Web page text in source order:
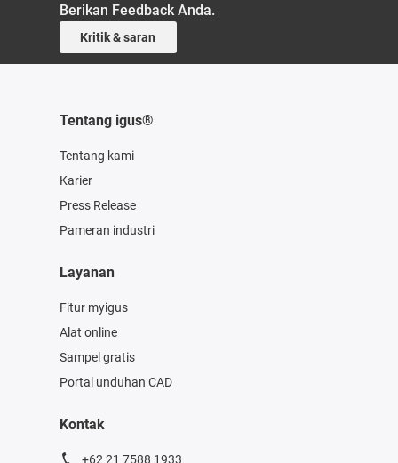
Berikan Feedback Anda.
Kritik & saran
Tentang igus®
Tentang kami
Karier
Press Release
Pameran industri
Layanan
Fitur myigus
Alat online
Sampel gratis
Portal unduhan CAD
Kontak
+62 21 7588 1933